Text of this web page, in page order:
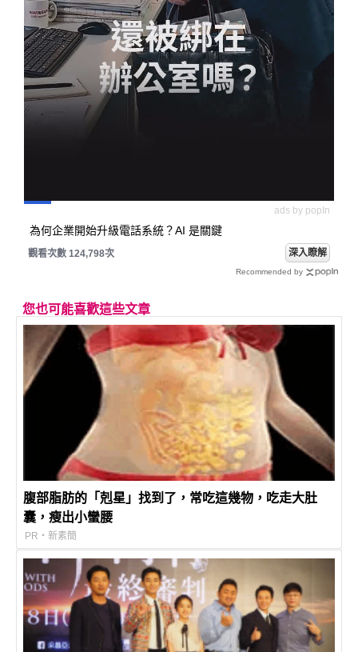
ads by popIn
為何企業開始升級電話系統？AI 是關鍵
觀看次數 124,798次 深入瞭解
Recommended by
您也可能喜歡這些文章
腹部脂肪的「剋星」找到了，常吃這幾物，吃走大肚
囊，瘦出小蠻腰
PR・新素簡